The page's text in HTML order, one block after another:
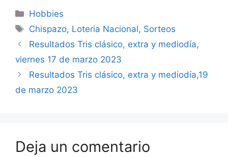
Categorías
Hobbies
Etiquetas
Chispazo, Loteria Nacional, Sorteos
Resultados Tris clásico, extra y mediodía,
viernes 17 de marzo 2023
Resultados Tris clásico, extra y mediodía,19
de marzo 2023
Deja un comentario